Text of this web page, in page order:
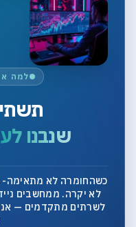
למה
שנבנו
כשהחומרה לא מתאימה-
לא יקרה. ממחשבים
לשרתים מתקדמים —